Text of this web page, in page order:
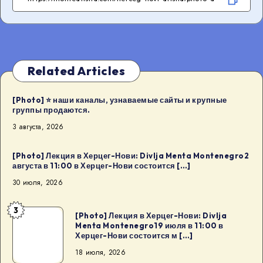
Related Articles
[Photo] ⭐️ наши каналы, узнаваемые сайты и крупные
группы продаются.
3 августа, 2026
[Photo] Лекция в Херцег-Нови: Divlja Menta Montenegro2
августа в 11:00 в Херцег-Нови состоится […]
30 июля, 2026
[Photo]
Херцег-
3
[Photo] Лекция в Херцег-Нови: Divlja
Menta Montenegro19 июля в 11:00 в
Херцег-Нови состоится м […]
18 июля, 2026